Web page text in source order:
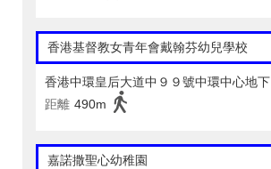
香港基督教女青年會戴翰芬幼兒學校
香港中環皇后大道中９９號中環中心地下
距離 490m
嘉諾撒聖心幼稚園